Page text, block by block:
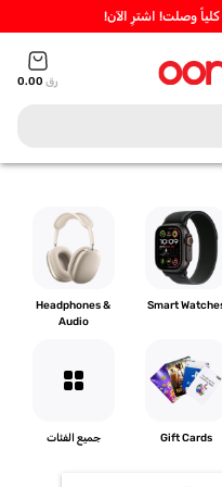
رق 0.00
Smart
Headphones &
Audio
Gift Cards
grid_view
جميع الفئات